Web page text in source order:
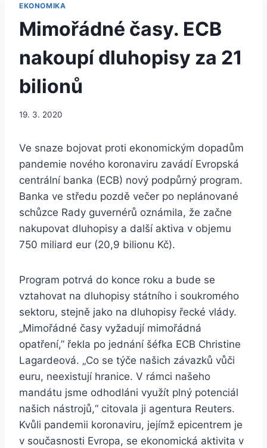
EKONOMIKA
Mimořádné časy. ECB
nakoupí dluhopisy za 21
bilionů
19. 3. 2020
Ve snaze bojovat proti ekonomickým dopadům
pandemie nového koronaviru zavádí Evropská
centrální banka (ECB) nový podpůrný program.
Banka ve středu pozdě večer po neplánované
schůzce Rady guvernérů oznámila, že začne
nakupovat dluhopisy a další aktiva v objemu
750 miliard eur (20,9 bilionu Kč).
Program potrvá do konce roku a bude se
vztahovat na dluhopisy státního i soukromého
sektoru, stejně jako na dluhopisy řecké vlády.
„Mimořádné časy vyžadují mimořádná
opatření,” řekla po jednání šéfka ECB Christine
Lagardeová. „Co se týče našich závazků vůči
euru, neexistují hranice. V rámci našeho
mandátu jsme odhodláni využít plný potenciál
našich nástrojů,“ citovala ji agentura Reuters.
Kvůli pandemii koronaviru, jejímž epicentrem je
v současnosti Evropa, se ekonomická aktivita v